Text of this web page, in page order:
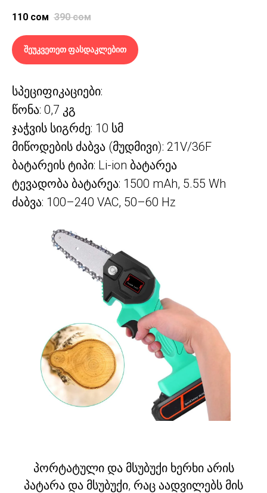
110 сом 390 сом
შეუკვეთეთ ფასდაკლებით
სპეციფიკაციები:
წონა: 0,7 კგ
ჯაჭვის სიგრძე: 10 სმ
მიწოდების ძაბვა (მუდმივი): 21V/36F
ბატარეის ტიპი: Li-ion ბატარეა
ტევადობა ბატარეა: 1500 mAh, 5.55 Wh
ძაბვა: 100–240 VAC, 50–60 Hz
პორტატული და მსუბუქი ხერხი არის
პატარა და მსუბუქი, რაც აადვილებს მის